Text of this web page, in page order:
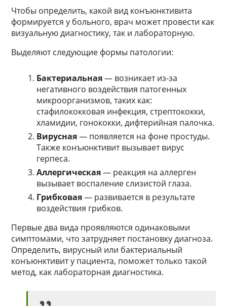
Чтобы определить, какой вид конъюнктивита
формируется у больного, врач может провести как
визуальную диагностику, так и лабораторную.
Выделяют следующие формы патологии:
Бактериальная— возникает из-за
негативного воздействия патогенных
микроорганизмов, таких как:
стафилококковая инфекция, стрептококки,
хламидии, гонококки, дифтерийная палочка.
Вирусная— появляется на фоне простуды.
Также конъюнктивит вызывает вирус
герпеса.
Аллергическая— реакция на аллерген
вызывает воспаление слизистой глаза.
Грибковая— развивается в результате
воздействия грибков.
Первые два вида проявляются одинаковыми
симптомами, что затрудняет постановку диагноза.
Определить, вирусный или бактериальный
конъюнктивит у пациента, поможет только такой
метод, как лабораторная диагностика.